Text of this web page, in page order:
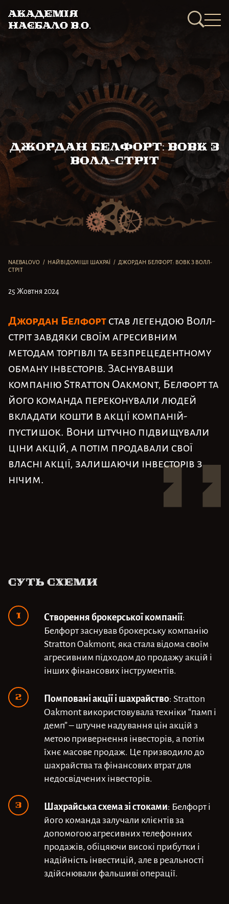
Академія
Наєбало В.О.
Джордан Белфорт: Вовк з
Волл-стріт
NAEBALOVO / НАЙВІДОМІШІ ШАХРАЇ / ДЖОРДАН БЕЛФОРТ: ВОВК З ВОЛЛ-
СТРІТ
25 Жовтня 2024
Джордан Белфортстав легендою Волл-
стріт завдяки своїм агресивним
методам торгівлі та безпрецедентному
обману інвесторів. Заснувавши
компанію Stratton Oakmont, Белфорт та
його команда переконували людей
вкладати кошти в акції компаній-
пустишок. Вони штучно підвищували
ціни акцій, а потім продавали свої
власні акції, залишаючи інвесторів з
нічим.
Cуть схеми
Створення брокерської компанії:
Белфорт заснував брокерську компанію
Stratton Oakmont, яка стала відома своїм
агресивним підходом до продажу акцій і
інших фінансових інструментів.
Помповані акції і шахрайство: Stratton
Oakmont використовувала техніки “памп і
демп” – штучне надування цін акцій з
метою привернення інвесторів, а потім
їхнє масове продаж. Це призводило до
шахрайства та фінансових втрат для
недосвідчених інвесторів.
Шахрайська схема зі стоками: Белфорт і
його команда залучали клієнтів за
допомогою агресивних телефонних
продажів, обіцяючи високі прибутки і
надійність інвестицій, але в реальності
здійснювали фальшиві операції.